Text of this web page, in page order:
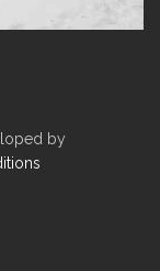
by